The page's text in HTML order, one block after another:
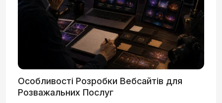
Особливості Розробки Вебсайтів для
Розважальних Послуг